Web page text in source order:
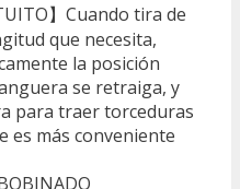
】Cuando tira de
que necesita,
la posición
se retraiga, y
para traer torceduras
es más conveniente